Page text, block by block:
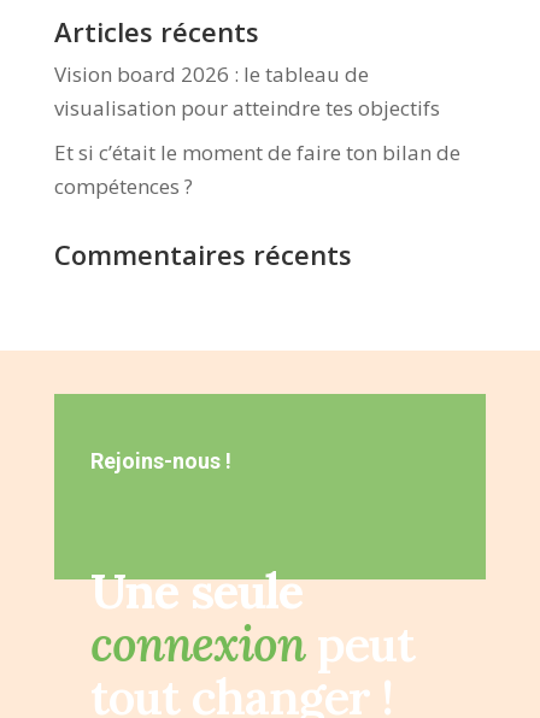
Articles récents
Vision board 2026 : le tableau de
visualisation pour atteindre tes objectifs
Et si c’était le moment de faire ton bilan de
compétences ?
Commentaires récents
Rejoins-nous !
Une seule
connexion peut
tout changer !